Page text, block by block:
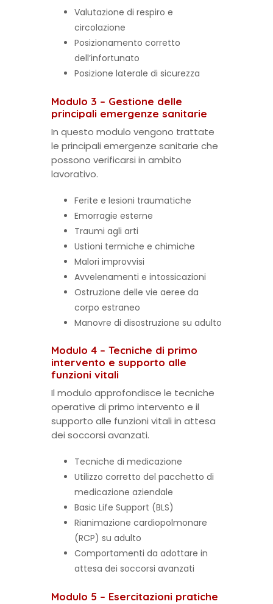
Valutazione di respiro e
circolazione
Posizionamento corretto
dell’infortunato
Posizione laterale di sicurezza
Modulo 3 – Gestione delle
principali emergenze sanitarie
In questo modulo vengono trattate
le principali emergenze sanitarie che
possono verificarsi in ambito
lavorativo.
Ferite e lesioni traumatiche
Emorragie esterne
Traumi agli arti
Ustioni termiche e chimiche
Malori improvvisi
Avvelenamenti e intossicazioni
Ostruzione delle vie aeree da
corpo estraneo
Manovre di disostruzione su adulto
Modulo 4 – Tecniche di primo
intervento e supporto alle
funzioni vitali
Il modulo approfondisce le tecniche
operative di primo intervento e il
supporto alle funzioni vitali in attesa
dei soccorsi avanzati.
Tecniche di medicazione
Utilizzo corretto del pacchetto di
medicazione aziendale
Basic Life Support (BLS)
Rianimazione cardiopolmonare
(RCP) su adulto
Comportamenti da adottare in
attesa dei soccorsi avanzati
Modulo 5 – Esercitazioni pratiche